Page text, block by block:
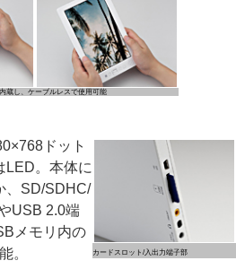
蔵し、ケーブルレスで使用可能
カードスロット/入出力端子部
ドット
LED。本体に
、SD/SDHC/
USB 2.0端
メモリ内の
。